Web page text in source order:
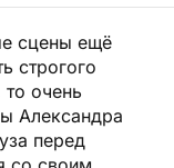
сцены ещё
строгого
очень
Александра
перед